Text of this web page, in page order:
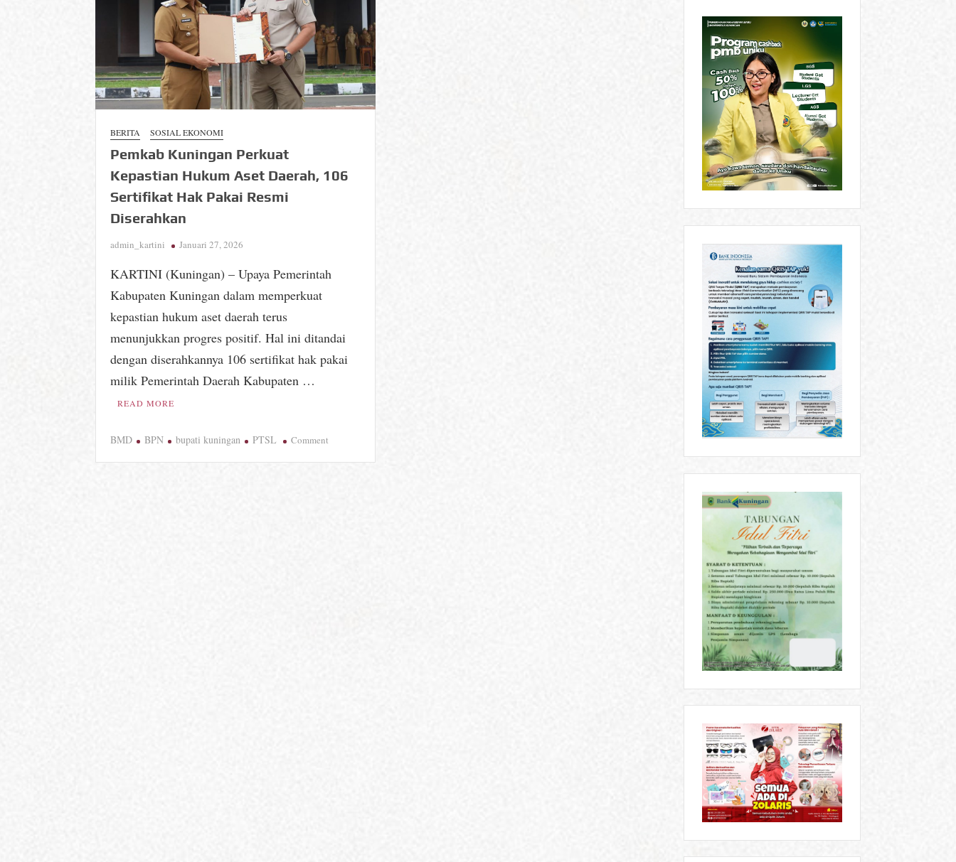
BERITA SOSIAL EKONOMI
Pemkab Kuningan Perkuat
Kepastian Hukum Aset Daerah, 106
Sertifikat Hak Pakai Resmi
Diserahkan
admin_kartini Januari 27, 2026
KARTINI (Kuningan) – Upaya Pemerintah
Kabupaten Kuningan dalam memperkuat
kepastian hukum aset daerah terus
menunjukkan progres positif. Hal ini ditandai
dengan diserahkannya 106 sertifikat hak pakai
milik Pemerintah Daerah Kabupaten …
READ MORE
BMD BPN bupati kuningan PTSL Comment